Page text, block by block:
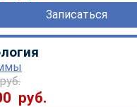
Записаться
руб.